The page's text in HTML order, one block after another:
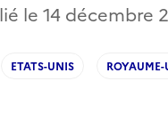
le 14 décembre
ETATS-UNIS